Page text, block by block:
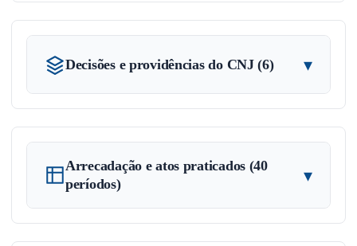
Decisões e providências do CNJ (6) ▾
Arrecadação e atos praticados (40
períodos)
▾